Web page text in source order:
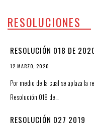
RESOLUCIONES
RESOLUCIÓN 018 DE
12 MARZO, 2020
Por medio de la cual se aplaza la
Resolución 018 de…
RESOLUCIÓN 027 2019